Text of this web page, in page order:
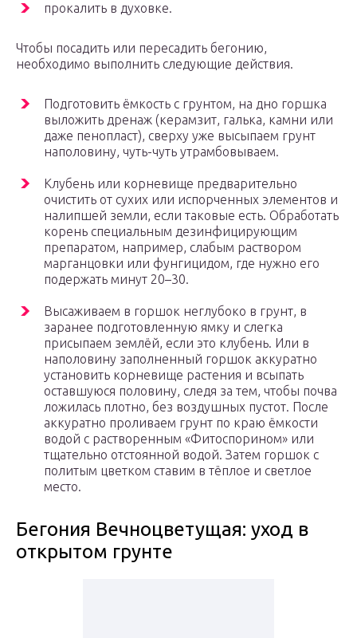
прокалить в духовке.
Чтобы посадить или пересадить бегонию,
необходимо выполнить следующие действия.
Подготовить ёмкость с грунтом, на дно горшка
выложить дренаж (керамзит, галька, камни или
даже пенопласт), сверху уже высыпаем грунт
наполовину, чуть-чуть утрамбовываем.
Клубень или корневище предварительно
очистить от сухих или испорченных элементов и
налипшей земли, если таковые есть. Обработать
корень специальным дезинфицирующим
препаратом, например, слабым раствором
марганцовки или фунгицидом, где нужно его
подержать минут 20–30.
Высаживаем в горшок неглубоко в грунт, в
заранее подготовленную ямку и слегка
присыпаем землёй, если это клубень. Или в
наполовину заполненный горшок аккуратно
установить корневище растения и всыпать
оставшуюся половину, следя за тем, чтобы почва
ложилась плотно, без воздушных пустот. После
аккуратно проливаем грунт по краю ёмкости
водой с растворенным «Фитоспорином» или
тщательно отстоянной водой. Затем горшок с
политым цветком ставим в тёплое и светлое
место.
Бегония Вечноцветущая: уход в
открытом грунте